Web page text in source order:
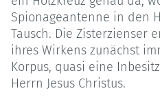
Spionageantenne in den
Tausch. Die Zisterzienser
ihres Wirkens zunächst
Korpus, quasi eine
Herrn Jesus Christus.